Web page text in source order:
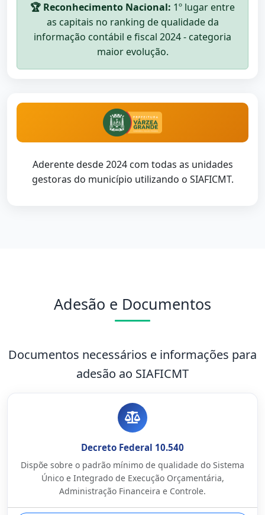
🏆 Reconhecimento Nacional: 1º lugar entre
as capitais no ranking de qualidade da
informação contábil e fiscal 2024 - categoria
maior evolução.
Aderente desde 2024 com todas as unidades
gestoras do município utilizando o SIAFICMT.
Adesão e Documentos
Documentos necessários e informações para
adesão ao SIAFICMT
Decreto Federal 10.540
Dispõe sobre o padrão mínimo de qualidade do Sistema
Único e Integrado de Execução Orçamentária,
Administração Financeira e Controle.